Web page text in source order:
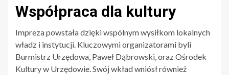
Współpraca dla kultury
Impreza powstała dzięki wspólnym wysiłkom lokalnych
władz i instytucji. Kluczowymi organizatorami byli
Burmistrz Urzędowa, Paweł Dąbrowski, oraz Ośrodek
Kultury w Urzędowie. Swój wkład wniósł również